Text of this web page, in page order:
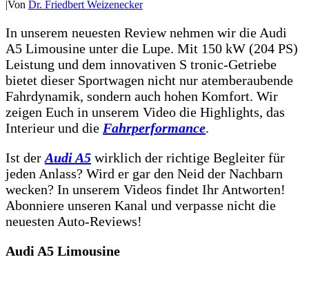
|Von Dr. Friedbert Weizenecker
In unserem neuesten Review nehmen wir die Audi
A5 Limousine unter die Lupe. Mit 150 kW (204 PS)
Leistung und dem innovativen S tronic-Getriebe
bietet dieser Sportwagen nicht nur atemberaubende
Fahrdynamik, sondern auch hohen Komfort. Wir
zeigen Euch in unserem Video die Highlights, das
Interieur und die Fahrperformance.
Ist der Audi A5 wirklich der richtige Begleiter für
jeden Anlass? Wird er gar den Neid der Nachbarn
wecken? In unserem Videos findet Ihr Antworten!
Abonniere unseren Kanal und verpasse nicht die
neuesten Auto-Reviews!
Audi A5 Limousine